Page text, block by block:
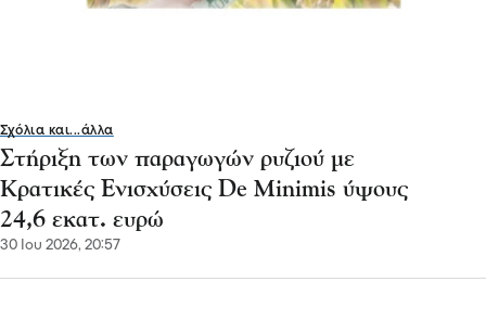
Σχόλια και...άλλα
Στήριξη των παραγωγών ρυζιού με
Κρατικές Ενισχύσεις De Minimis ύψους
24,6 εκατ. ευρώ
30 Ιου 2026, 20:57